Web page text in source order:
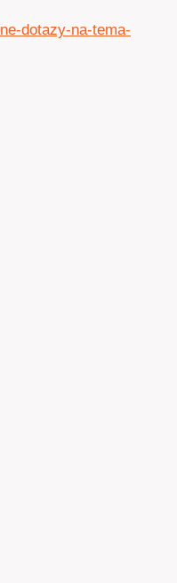
dotazy-na-tema-